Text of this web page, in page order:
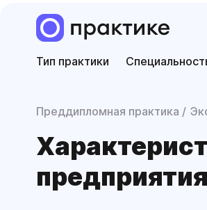
Тип практики
Преддипломная практика
предприятия